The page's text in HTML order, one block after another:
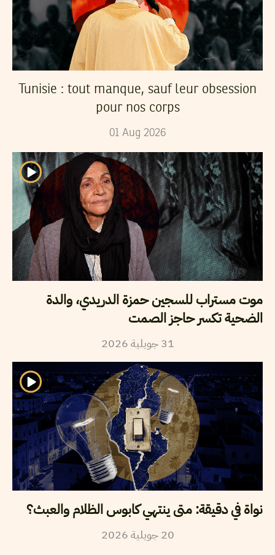
Tunisie : tout manque, sauf leur obsession
pour nos corps
01 Aug 2026
موت مستراب للسجين حمزة الدريدي، والدة
الضحية تكسر حاجز الصمت
31 جويلية2026
نواة في دقيقة: متى ينتهي كابوس الظلام والعبث؟
20 جويلية2026